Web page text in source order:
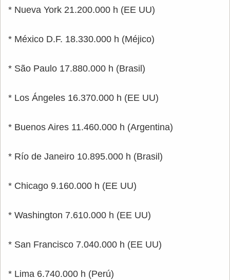
* Nueva York 21.200.000 h (EE UU)
* México D.F. 18.330.000 h (Méjico)
* São Paulo 17.880.000 h (Brasil)
* Los Ángeles 16.370.000 h (EE UU)
* Buenos Aires 11.460.000 h (Argentina)
* Río de Janeiro 10.895.000 h (Brasil)
* Chicago 9.160.000 h (EE UU)
* Washington 7.610.000 h (EE UU)
* San Francisco 7.040.000 h (EE UU)
* Lima 6.740.000 h (Perú)